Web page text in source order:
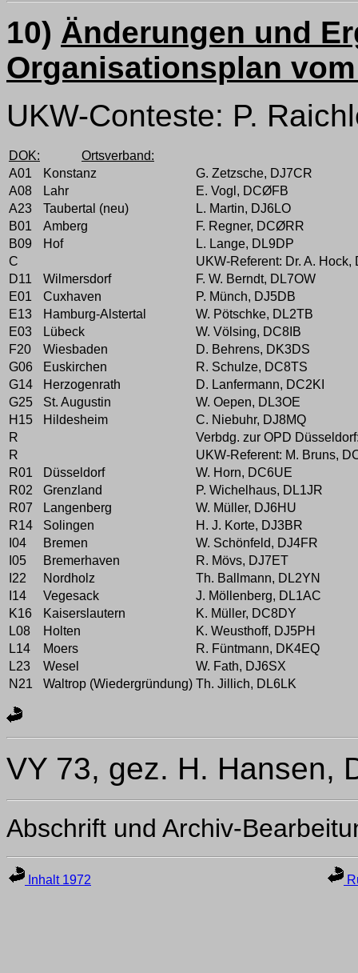
10) Änderungen und
Organisationsplan vom
UKW-Conteste: P.
DOK:
Ortsverband:
A01
Konstanz
G. Zetzsche, DJ7CR
A08
Lahr
E. Vogl, DCØFB
A23
Taubertal (neu)
L. Martin, DJ6LO
B01
Amberg
F. Regner, DCØRR
B09
Hof
L. Lange, DL9DP
C
UKW-Referent: Dr. A. Hock,
D11
Wilmersdorf
F. W. Berndt, DL7OW
E01
Cuxhaven
P. Münch, DJ5DB
E13
Hamburg-Alstertal
W. Pötschke, DL2TB
E03
Lübeck
W. Völsing, DC8IB
F20
Wiesbaden
D. Behrens, DK3DS
G06
Euskirchen
R. Schulze, DC8TS
G14
Herzogenrath
D. Lanfermann, DC2KI
G25
St. Augustin
W. Oepen, DL3OE
H15
Hildesheim
C. Niebuhr, DJ8MQ
R
Verbdg. zur OPD
R
UKW-Referent: M. Bruns,
R01
Düsseldorf
W. Horn, DC6UE
R02
Grenzland
P. Wichelhaus, DL1JR
R07
Langenberg
W. Müller, DJ6HU
R14
Solingen
H. J. Korte, DJ3BR
I04
Bremen
W. Schönfeld, DJ4FR
I05
Bremerhaven
R. Mövs, DJ7ET
I22
Nordholz
Th. Ballmann, DL2YN
I14
Vegesack
J. Möllenberg, DL1AC
K16
Kaiserslautern
K. Müller, DC8DY
L08
Holten
K. Weusthoff, DJ5PH
L14
Moers
R. Füntmann, DK4EQ
L23
Wesel
W. Fath, DJ6SX
N21
Waltrop (Wiedergründung) Th. Jillich, DL6LK
VY 73, gez. H. Hansen,
Abschrift und Archiv-
Inhalt 1972